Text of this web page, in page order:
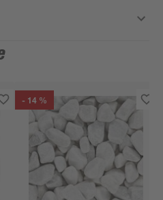
- 14 %